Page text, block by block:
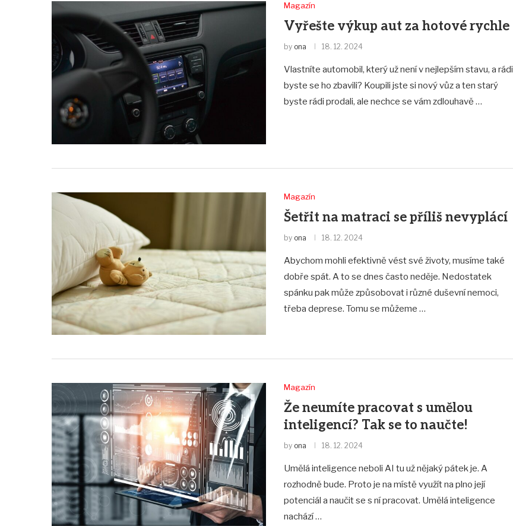
Magazín
Vyřešte výkup aut za hotové rychle
by ona 18. 12. 2024
Vlastníte automobil, který už není v nejlepším stavu, a rádi
byste se ho zbavili? Koupili jste si nový vůz a ten starý
byste rádi prodali, ale nechce se vám zdlouhavě …
Magazín
Šetřit na matraci se příliš nevyplácí
by ona 18. 12. 2024
Abychom mohli efektivně vést své životy, musíme také
dobře spát. A to se dnes často neděje. Nedostatek
spánku pak může způsobovat i různé duševní nemoci,
třeba deprese. Tomu se můžeme …
Magazín
Že neumíte pracovat s umělou
inteligencí? Tak se to naučte!
by ona 18. 12. 2024
Umělá inteligence neboli AI tu už nějaký pátek je. A
rozhodně bude. Proto je na místě využít na plno její
potenciál a naučit se s ní pracovat. Umělá inteligence
nachází …